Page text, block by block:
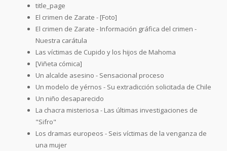
title_page
El crimen de Zarate - [Foto]
El crimen de Zarate - Información gráfica del crimen -
Nuestra carátula
Las víctimas de Cupido y los hijos de Mahoma
[Viñeta cómica]
Un alcalde asesino - Sensacional proceso
Un modelo de yérnos - Su extradicción solicitada de Chile
Un niño desaparecido
La chacra misteriosa - Las últimas investigaciones de
"Sifro"
Los dramas europeos - Seis víctimas de la venganza de
una mujer